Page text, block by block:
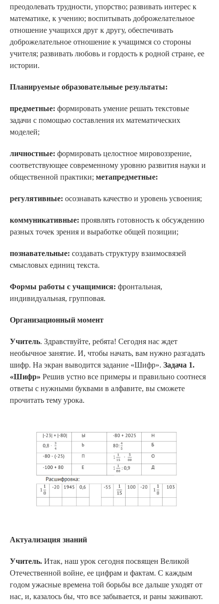
преодолевать трудности, упорство; развивать интерес к
математике, к учению; воспитывать доброжелательное
отношение учащихся друг к другу, обеспечивать
доброжелательное отношение к учащимся со стороны
учителя; развивать любовь и гордость к родной стране, ее
истории.
Планируемые образовательные результаты:
предметные: формировать умение решать текстовые
задачи с помощью составления их математических
моделей;
личностные: формировать целостное мировоззрение,
соответствующее современному уровню развития науки и
общественной практики; метапредметные:
регулятивные: осознавать качество и уровень усвоения;
коммуникативные: проявлять готовность к обсуждению
разных точек зрения и выработке общей позиции;
познавательные: создавать структуру взаимосвязей
смысловых единиц текста.
Формы работы с учащимися: фронтальная,
индивидуальная, групповая.
Организационный момент
Учитель. Здравствуйте, ребята! Сегодня нас ждет
необычное занятие. И, чтобы начать, вам нужно разгадать
шифр. На экран выводится задание «Шифр». Задача 1.
«Шифр» Решив устно все примеры и правильно соотнеся
ответы с нужными буквами в алфавите, вы сможете
прочитать тему урока.
Актуализация знаний
Учитель. Итак, наш урок сегодня посвящен Великой
Отечественной войне, ее цифрам и фактам. С каждым
годом ужасные времена той борьбы все дальше уходят от
нас, и, казалось бы, что все забывается, и раны заживают.